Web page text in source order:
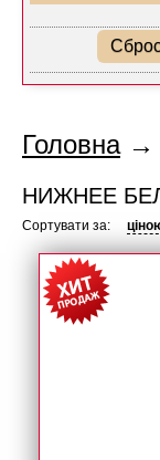
Головна→
НИЖНЕЕ
Сортувати за: